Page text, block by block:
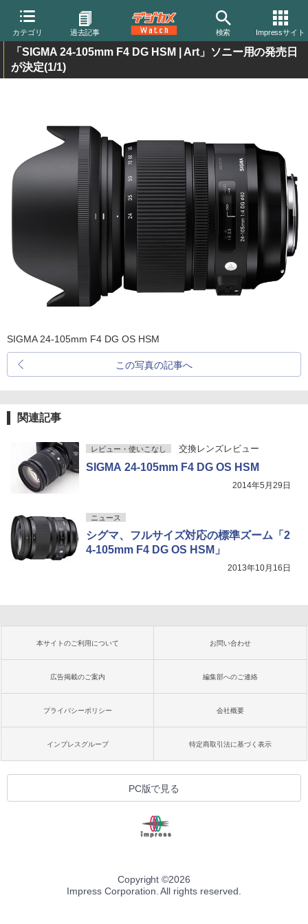
カテゴリ 過去記事 検索 Impressサイト
「SIGMA 24-105mm F4 DG HSM | Art」ソニー用の発売日
が決定(1/1)
SIGMA 24-105mm F4 DG OS HSM
この写真の記事へ
関連記事
レビュー・使いこなし 交換レンズレビュー
SIGMA 24-105mm F4 DG OS HSM
2014年5月29日
ニュース
シグマ、フルサイズ対応の標準ズーム「2
4-105mm F4 DG OS HSM」
2013年10月16日
本サイトのご利用について お問い合わせ
広告掲載のご案内 編集部へのご連絡
プライバシーポリシー 会社概要
インプレスグループ 特定商取引法に基づく表示
PC版で見る
Copyright ©2026
Impress Corporation. All rights reserved.